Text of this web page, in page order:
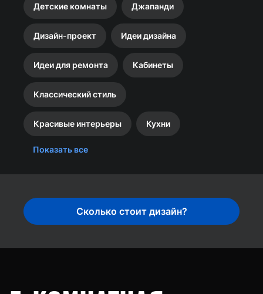
Детские комнаты Джапанди
Дизайн-проект Идеи дизайна
Идеи для ремонта Кабинеты
Классический стиль
Красивые интерьеры Кухни
Показать все
Сколько стоит дизайн?